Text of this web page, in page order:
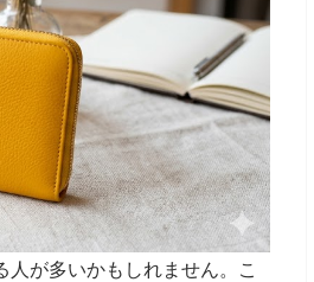
人が多いかもしれません。こ